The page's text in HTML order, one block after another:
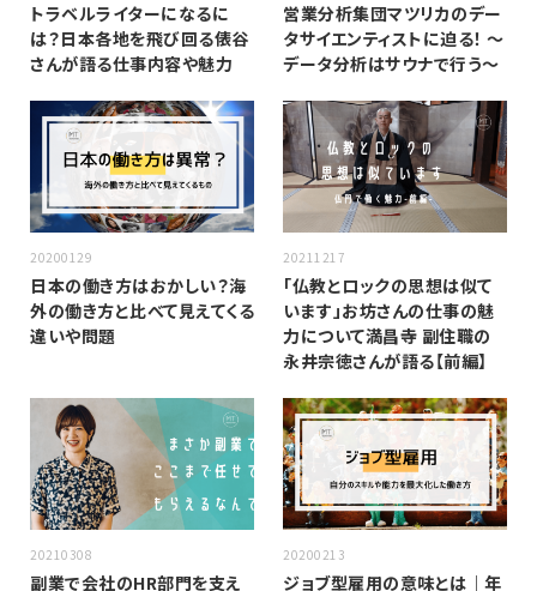
トラベルライターになるに
は？日本各地を飛び回る俵谷
さんが語る仕事内容や魅力
営業分析集団マツリカのデー
タサイエンティストに迫る！ 〜
データ分析はサウナで行う〜
20200129
日本の働き方はおかしい？海
外の働き方と比べて見えてくる
違いや問題
20211217
「仏教とロックの思想は似て
います」お坊さんの仕事の魅
力について満昌寺 副住職の
永井宗徳さんが語る【前編】
20210308
副業で会社のHR部門を支え
20200213
ジョブ型雇用の意味とは｜年